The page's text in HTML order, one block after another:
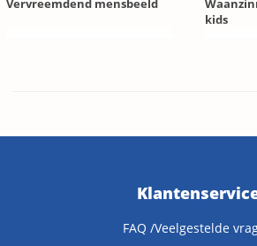
Vervreemdend mensbeeld
kids
FAQ /Veelgestelde